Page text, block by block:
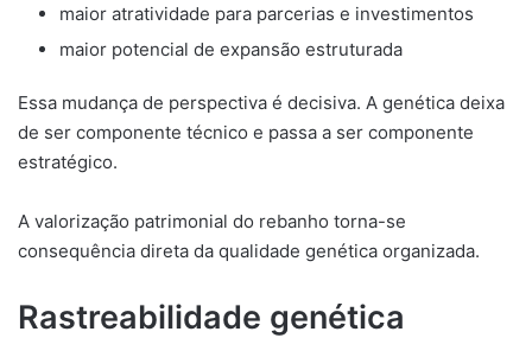
maior atratividade para parcerias e investimentos
maior potencial de expansão estruturada
Essa mudança de perspectiva é decisiva. A genética deixa
de ser componente técnico e passa a ser componente
estratégico.
A valorização patrimonial do rebanho torna-se
consequência direta da qualidade genética organizada.
Rastreabilidade genética